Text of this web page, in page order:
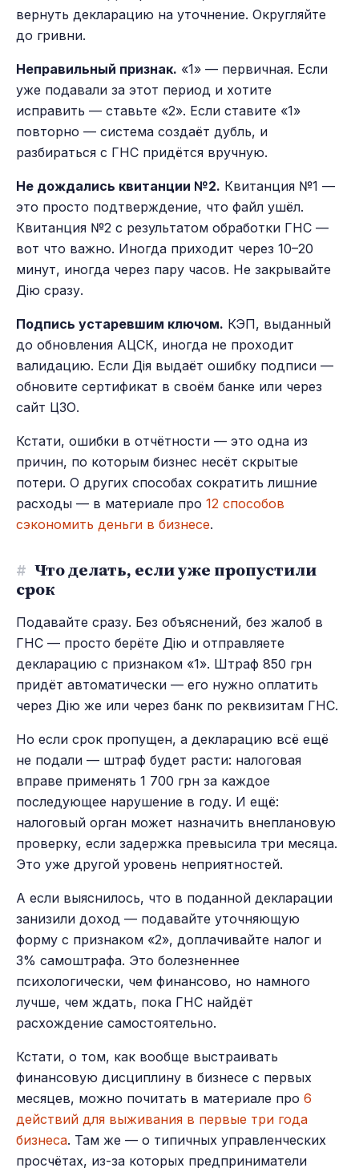
вернуть декларацию на уточнение. Округляйте
до гривни.
Неправильный признак. «1» — первичная. Если
уже подавали за этот период и хотите
исправить — ставьте «2». Если ставите «1»
повторно — система создаёт дубль, и
разбираться с ГНС придётся вручную.
Не дождались квитанции №2. Квитанция №1 —
это просто подтверждение, что файл ушёл.
Квитанция №2 с результатом обработки ГНС —
вот что важно. Иногда приходит через 10–20
минут, иногда через пару часов. Не закрывайте
Дію сразу.
Подпись устаревшим ключом. КЭП, выданный
до обновления АЦСК, иногда не проходит
валидацию. Если Дія выдаёт ошибку подписи —
обновите сертификат в своём банке или через
сайт ЦЗО.
Кстати, ошибки в отчётности — это одна из
причин, по которым бизнес несёт скрытые
потери. О других способах сократить лишние
расходы — в материале про 12 способов
сэкономить деньги в бизнесе.
# Что делать, если уже пропустили
срок
Подавайте сразу. Без объяснений, без жалоб в
ГНС — просто берёте Дію и отправляете
декларацию с признаком «1». Штраф 850 грн
придёт автоматически — его нужно оплатить
через Дію же или через банк по реквизитам ГНС.
Но если срок пропущен, а декларацию всё ещё
не подали — штраф будет расти: налоговая
вправе применять 1 700 грн за каждое
последующее нарушение в году. И ещё:
налоговый орган может назначить внеплановую
проверку, если задержка превысила три месяца.
Это уже другой уровень неприятностей.
А если выяснилось, что в поданной декларации
занизили доход — подавайте уточняющую
форму с признаком «2», доплачивайте налог и
3% самоштрафа. Это болезненнее
психологически, чем финансово, но намного
лучше, чем ждать, пока ГНС найдёт
расхождение самостоятельно.
Кстати, о том, как вообще выстраивать
финансовую дисциплину в бизнесе с первых
месяцев, можно почитать в материале про 6
действий для выживания в первые три года
бизнеса. Там же — о типичных управленческих
просчётах, из-за которых предприниматели